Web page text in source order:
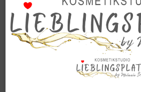
Kosmetikstudio
Melanie
Kosmetikstudio mit